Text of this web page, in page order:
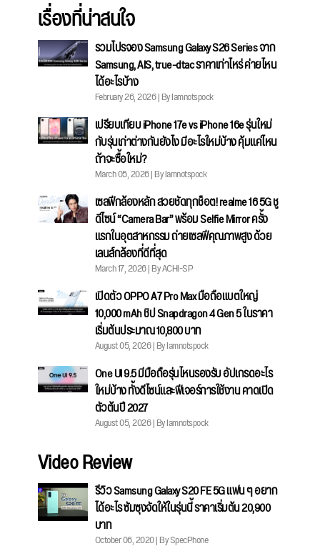
เรื่องที่น่าสนใจ
รวมโปรจอง Samsung Galaxy S26 Series จาก
Samsung, AIS, true-dtac ราคาเท่าไหร่ ค่ายไหน
ได้อะไรบ้าง
February 26, 2026 | By Iamnotspock
เปรียบเทียบ iPhone 17e vs iPhone 16e รุ่นใหม่
กับรุ่นเก่าต่างกันยังไง มีอะไรใหม่บ้าง คุ้มแค่ไหน
ถ้าจะซื้อใหม่?
March 05, 2026 | By Iamnotspock
เซลฟีกล้องหลัก สวยชัดทุกช็อต! realme 16 5G ชู
ดีไซน์ “Camera Bar” พร้อม Selfie Mirror ครั้ง
แรกในอุตสาหกรรม ถ่ายเซลฟีคุณภาพสูง ด้วย
เลนส์กล้องที่ดีที่สุด
March 17, 2026 | By ACHI-SP
เปิดตัว OPPO A7 Pro Max มือถือแบตใหญ่
10,000 mAh ชิป Snapdragon 4 Gen 5 ในราคา
เริ่มต้นประมาณ 10,800 บาท
August 05, 2026 | By Iamnotspock
One UI 9.5 มีมือถือรุ่นไหนรองรับ อัปเกรดอะไร
ใหม่บ้าง ทั้งดีไซน์และฟีเจอร์การใช้งาน คาดเปิด
ตัวต้นปี 2027
August 05, 2026 | By Iamnotspock
Video Review
รีวิว Samsung Galaxy S20 FE 5G แฟน ๆ อยาก
ได้อะไร ซัมซุงจัดให้ในรุ่นนี้ ราคาเริ่มต้น 20,900
บาท
October 06, 2020 | By SpecPhone